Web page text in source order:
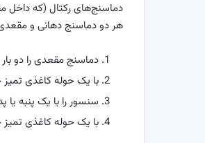
دماسنج‌های رکتال (که داخل
هر دو دماسنج دهانی و
دماسنج مقعدی را دو
با یک حوله کاغذی
سنسور را با یک پنبه یا
با یک حوله کاغذی